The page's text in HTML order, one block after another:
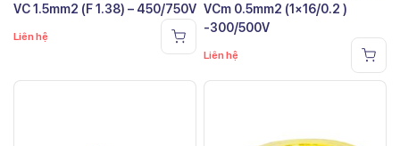
VC 1.5mm2 (F 1.38) – 450/750V
Liên hệ
VCm 0.5mm2 (1×16/0.2 )
-300/500V
Liên hệ